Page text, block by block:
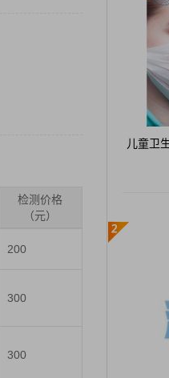
检测价格
（元）
200
300
300